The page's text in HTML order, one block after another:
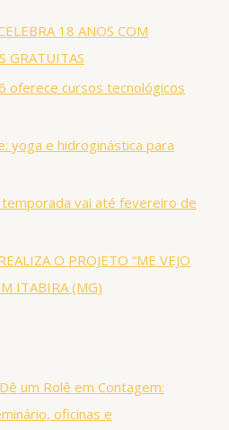
18 ANOS COM
GRATUITAS
oferece cursos tecnológicos
yoga e hidroginástica para
temporada vai até fevereiro de
O PROJETO “ME VEJO
ITABIRA (MG)
Dê um Rolê em Contagem:
oficinas e